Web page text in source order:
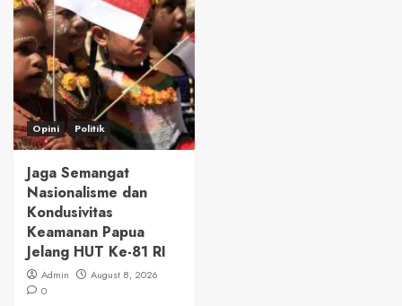
Opini Politik
Jaga Semangat
Nasionalisme dan
Kondusivitas
Keamanan Papua
Jelang HUT Ke-81 RI
Admin
August 8, 2026
0